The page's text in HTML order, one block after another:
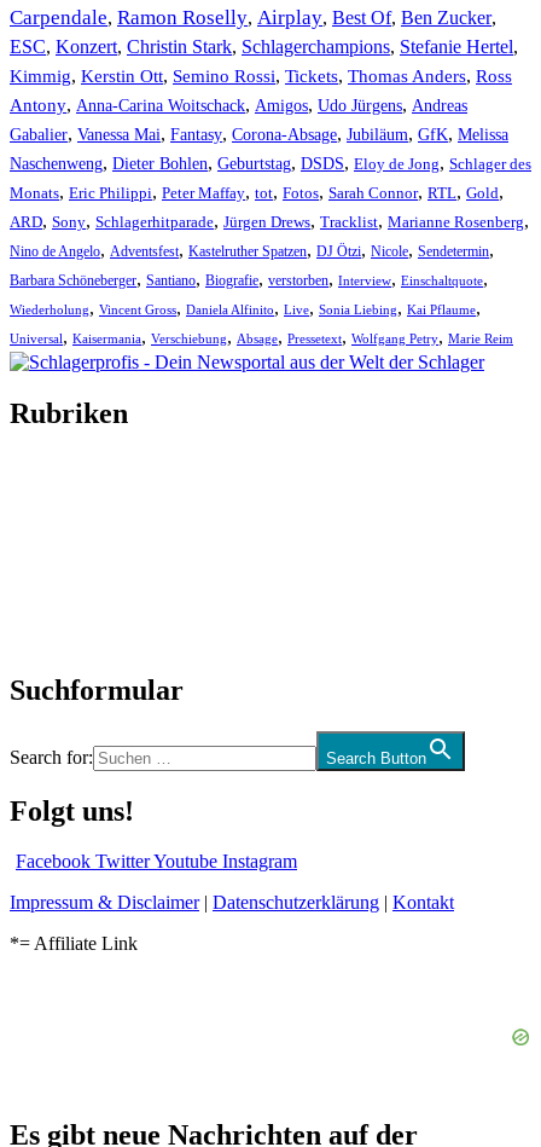
Carpendale, Ramon Roselly, Airplay, Best Of, Ben Zucker,
ESC, Konzert, Christin Stark, Schlagerchampions, Stefanie Hertel,
Kimmig, Kerstin Ott, Semino Rossi, Tickets, Thomas Anders, Ross
Antony, Anna-Carina Woitschack, Amigos, Udo Jürgens, Andreas
Gabalier, Vanessa Mai, Fantasy, Corona-Absage, Jubiläum, GfK, Melissa
Naschenweng, Dieter Bohlen, Geburtstag, DSDS, Eloy de Jong, Schlager des
Monats, Eric Philippi, Peter Maffay, tot, Fotos, Sarah Connor, RTL, Gold,
ARD, Sony, Schlagerhitparade, Jürgen Drews, Tracklist, Marianne Rosenberg,
Nino de Angelo, Adventsfest, Kastelruther Spatzen, DJ Ötzi, Nicole, Sendetermin,
Barbara Schöneberger, Santiano, Biografie, verstorben, Interview, Einschaltquote,
Wiederholung, Vincent Gross, Daniela Alfinito, Live, Sonia Liebing, Kai Pflaume,
Universal, Kaisermania, Verschiebung, Absage, Pressetext, Wolfgang Petry, Marie Reim
Rubriken
Suchformular
Search for: Search Button
Folgt uns!
Facebook TwitterYoutube Instagram
Impressum & Disclaimer| Datenschutzerklärung | Kontakt
*= Affiliate Link
Es gibt neue Nachrichten auf der